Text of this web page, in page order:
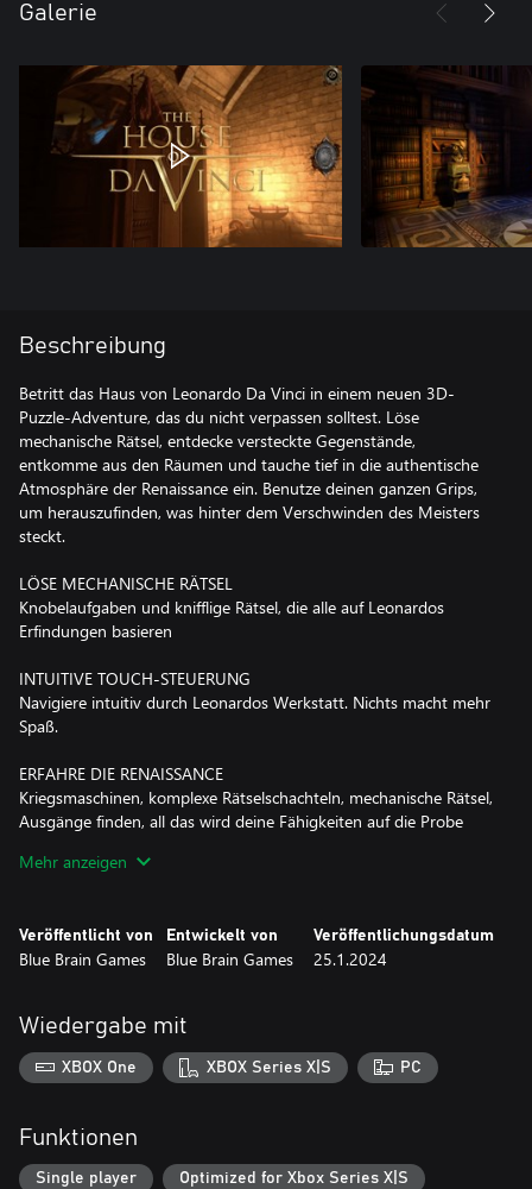
Galerie
Beschreibung
Betritt das Haus von Leonardo Da Vinci in einem neuen 3D-
Puzzle-Adventure, das du nicht verpassen solltest. Löse
mechanische Rätsel, entdecke versteckte Gegenstände,
entkomme aus den Räumen und tauche tief in die authentische
Atmosphäre der Renaissance ein. Benutze deinen ganzen Grips,
um herauszufinden, was hinter dem Verschwinden des Meisters
steckt.
LÖSE MECHANISCHE RÄTSEL
Knobelaufgaben und knifflige Rätsel, die alle auf Leonardos
Erfindungen basieren
INTUITIVE TOUCH-STEUERUNG
Navigiere intuitiv durch Leonardos Werkstatt. Nichts macht mehr
Spaß.
ERFAHRE DIE RENAISSANCE
Kriegsmaschinen, komplexe Rätselschachteln, mechanische Rätsel,
Ausgänge finden, all das wird deine Fähigkeiten auf die Probe
hindurch schaust
Ein ungewöhnliches Gerät erlaubt dir, Geschehnisse zu sehen, die
vor einiger Zeit passiert sind und mehr über die Geschichte.
WELCHE GESCHICHTE STECKT HINTER THE HOUSE OF DA
Du bist Da Vincis vertrauenswürdigster Untergebener. Dein
Ahnung, wo er ist und was passiert ist. Also begibst du dich auf
Mehr anzeigen
Veröffentlicht von
Blue Brain Games
Entwickelt von
Blue Brain Games
Veröffentlichungsdatum
25.1.2024
Wiedergabe mit
XBOX One XBOX Series X|S PC
Funktionen
Single player Optimized for Xbox Series X|S